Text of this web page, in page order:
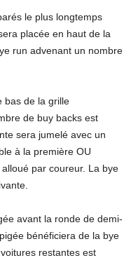
le plus longtemps
placée en haut de la
run advenant un nombre
bas de la grille
de buy backs est
sera jumelé avec un
à la première OU
par coureur. La bye
avant la ronde de demi-
bénéficiera de la bye
restantes est